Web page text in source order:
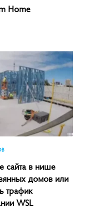
Home
сайта в нише
домов или
трафик
WSL